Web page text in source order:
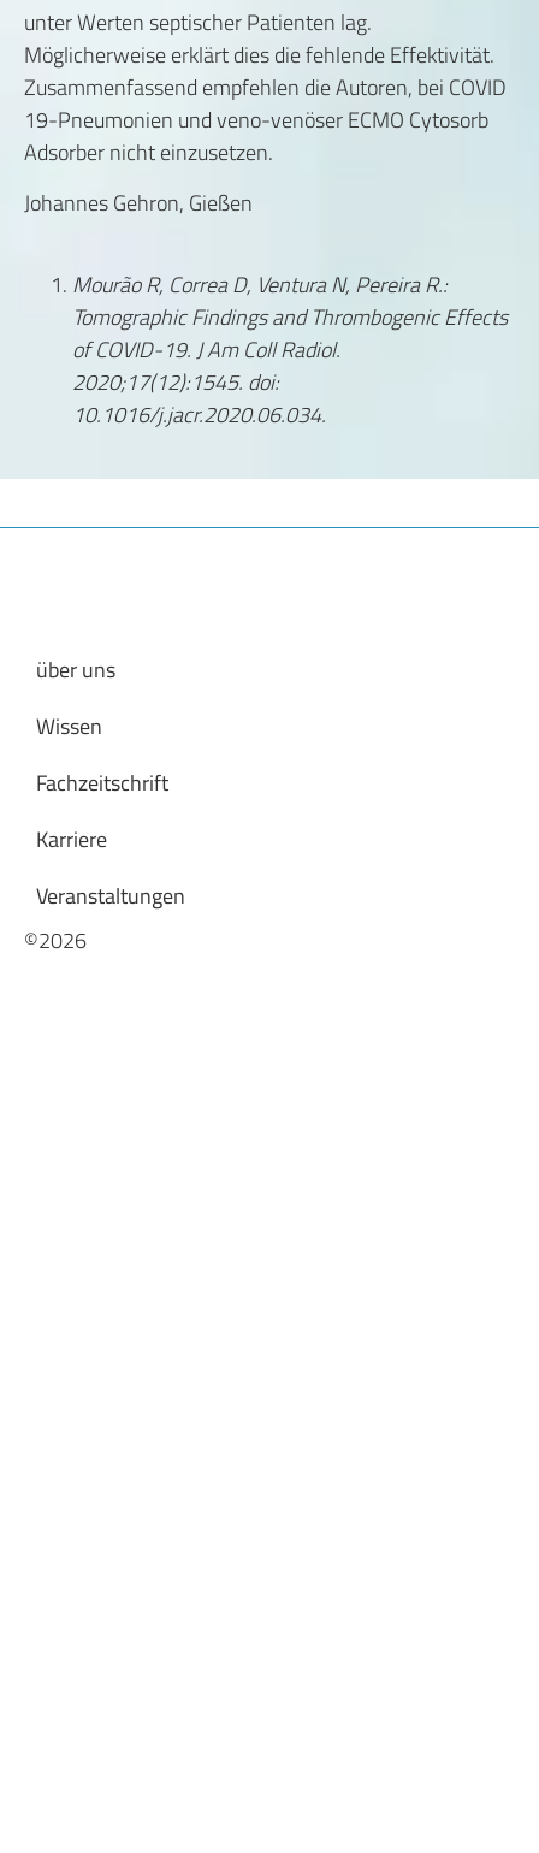
unter Werten septischer Patienten lag.
Möglicherweise erklärt dies die fehlende Effektivität.
Zusammenfassend empfehlen die Autoren, bei COVID
19-Pneumonien und veno-venöser ECMO Cytosorb
Adsorber nicht einzusetzen.
Johannes Gehron, Gießen
Mourão R, Correa D, Ventura N, Pereira R.:
Tomographic Findings and Thrombogenic Effects
of COVID-19. J Am Coll Radiol.
2020;17(12):1545. doi:
10.1016/j.jacr.2020.06.034.
über uns
Wissen
Fachzeitschrift
Karriere
Veranstaltungen
©2026